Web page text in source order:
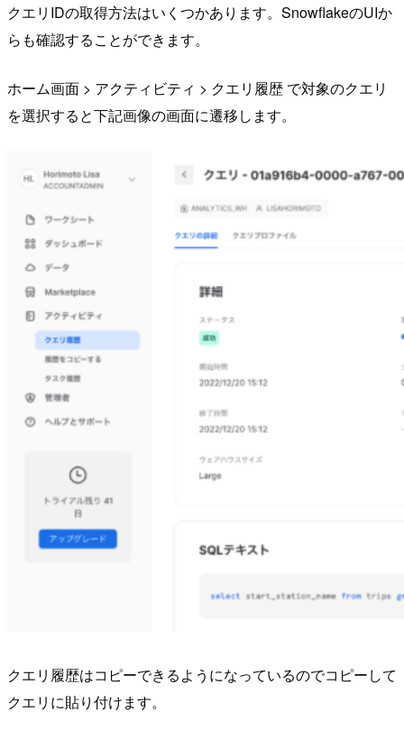
クエリIDの取得方法はいくつかあります。SnowflakeのUIか
らも確認することができます。
ホーム画面 > アクティビティ > クエリ履歴 で対象のクエリ
を選択すると下記画像の画面に遷移します。
クエリ履歴はコピーできるようになっているのでコピーして
クエリに貼り付けます。